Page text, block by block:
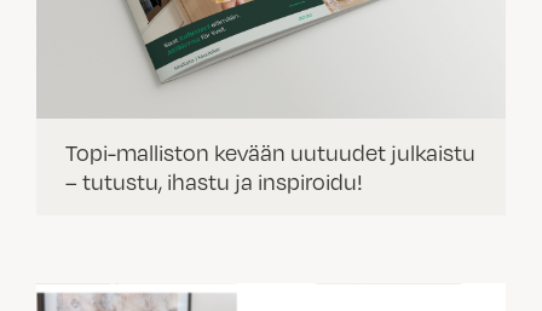
Topi-malliston kevään uutuudet julkaistu
– tutustu, ihastu ja inspiroidu!